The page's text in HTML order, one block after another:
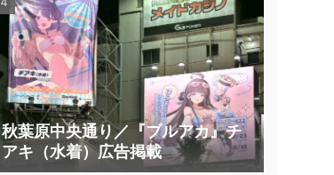
秋葉原中央通り／『ブルアカ』チ
アキ（水着）広告掲載